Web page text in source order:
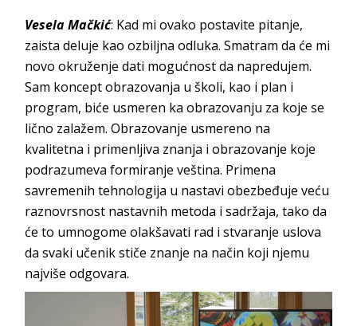
Vesela Mačkić: Kad mi ovako postavite pitanje,
zaista deluje kao ozbiljna odluka. Smatram da će mi
novo okruženje dati mogućnost da napredujem.
Sam koncept obrazovanja u školi, kao i plan i
program, biće usmeren ka obrazovanju za koje se
lično zalažem. Obrazovanje usmereno na
kvalitetna i primenljiva znanja i obrazovanje koje
podrazumeva formiranje veština. Primena
savremenih tehnologija u nastavi obezbeđuje veću
raznovrsnost nastavnih metoda i sadržaja, tako da
će to umnogome olakšavati rad i stvaranje uslova
da svaki učenik stiče znanje na način koji njemu
najviše odgovara.